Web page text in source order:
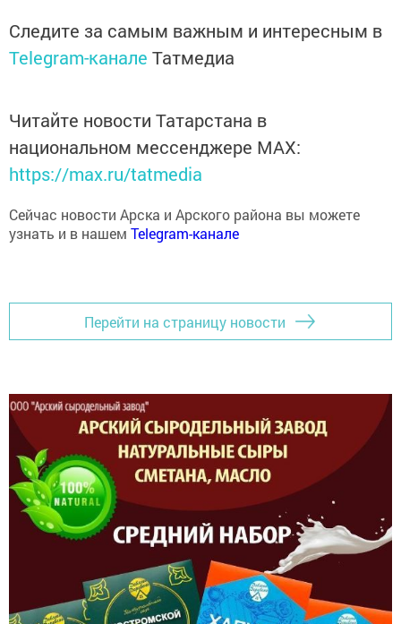
Следите за самым важным и интересным в
Telegram-канале Татмедиа
Читайте новости Татарстана в
национальном мессенджере MАХ:
https://max.ru/tatmedia
Сейчас новости Арска и Арского района вы можете
узнать и в нашем Telegram-канале
Перейти на страницу новости